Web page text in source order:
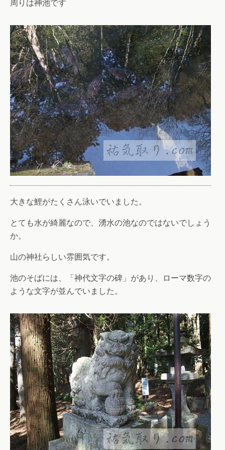
周りは神池です
大きな鯉がたくさん泳いでいました。
とても水が綺麗なので、湧水の池なのではないでしょう
か。
山の神社らしい雰囲気です。
池のそばには、「神代文字の碑」があり、ローマ数字の
ような文字が並んでいました。